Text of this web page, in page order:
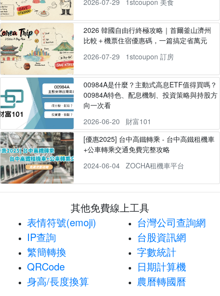
2026-07-29
1stcoupon 美食
2026 韓國自由行終極攻略｜首爾釜山濟州
比較＋機票住宿優惠碼，一篇搞定省萬元
2026-07-29
1stcoupon 訂房
00984A是什麼？主動式高息ETF值得買嗎？
00984A特色、配息機制、投資策略與持股方
向一次看
2026-06-20
財富101
[優惠2025] 台中高鐵轉乘 - 台中高鐵租機車
+公車轉乘交通免費完整攻略
2024-06-04
ZOCHA租機車平台
其他免費線上工具
表情符號(emoji)
IP查詢
繁簡轉換
QRCode
身高/長度換算
台灣公司查詢網
台股資訊網
字數統計
日期計算機
農曆轉國曆